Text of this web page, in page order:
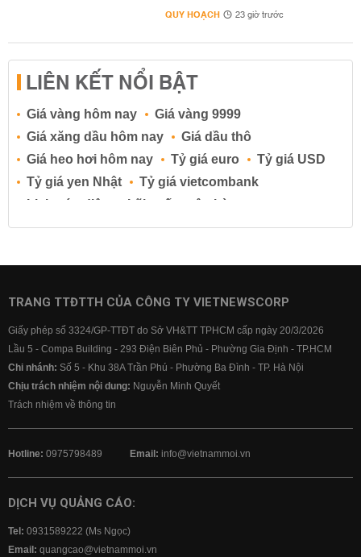
QUY HOẠCH 23 giờ trước
LIÊN KẾT NỔI BẬT
Giá vàng hôm nay
Giá vàng 9999
Giá xăng dầu hôm nay
Giá dầu thô
Giá heo hơi hôm nay
Tỷ giá euro
Tỷ giá USD
Tỷ giá yen Nhật
Tỷ giá vietcombank
Lịch cúp điện
Lãi suất ngân hàng
Lãi suất tiết kiệm
Lãi suất tiền gửi
Lãi suất ngân hàng BIDV
Lãi suất ngân hàng Vietcombank
TRANG TTĐTTH CỦA CÔNG TY VIETNEWSCORP
Giấy phép số 3324/GP-TTĐT do Sở VH&TT TPHCM cấp ngày 20/3/2026
Lầu 5 - Compa Building - 293 Điện Biên Phủ - Phường Gia Định - TP.HCM
Chi nhánh: Số 5 - Khu 38A Trần Phú - Phường Ba Đình - TP. Hà Nội
Chịu trách nhiệm nội dung: Nguyễn Minh Quyết
Trách nhiệm về thông tin
Hotline: 0975798489 Email: info@vietnammoi.vn
DỊCH VỤ QUẢNG CÁO:
Tel: 0931589222 (Ms Ngọc)
Email: quangcao@vietnammoi.vn